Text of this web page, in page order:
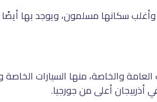
سكانها مسلمون، ويوجد بها
والخاصة، منها السيارات
أعلى من جورجيا.